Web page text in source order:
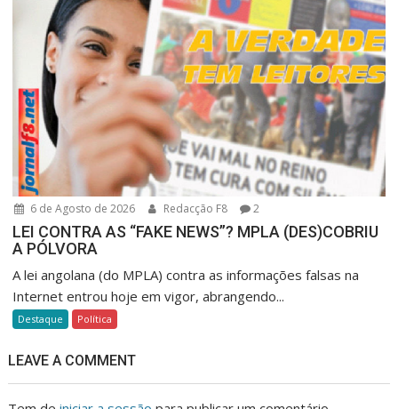
6 de Agosto de 2026 Redacção F8 2
LEI CONTRA AS “FAKE NEWS”? MPLA (DES)COBRIU
A PÓLVORA
A lei angolana (do MPLA) contra as informações falsas na
Internet entrou hoje em vigor, abrangendo...
Destaque Política
LEAVE A COMMENT